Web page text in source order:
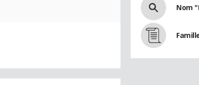
Nom